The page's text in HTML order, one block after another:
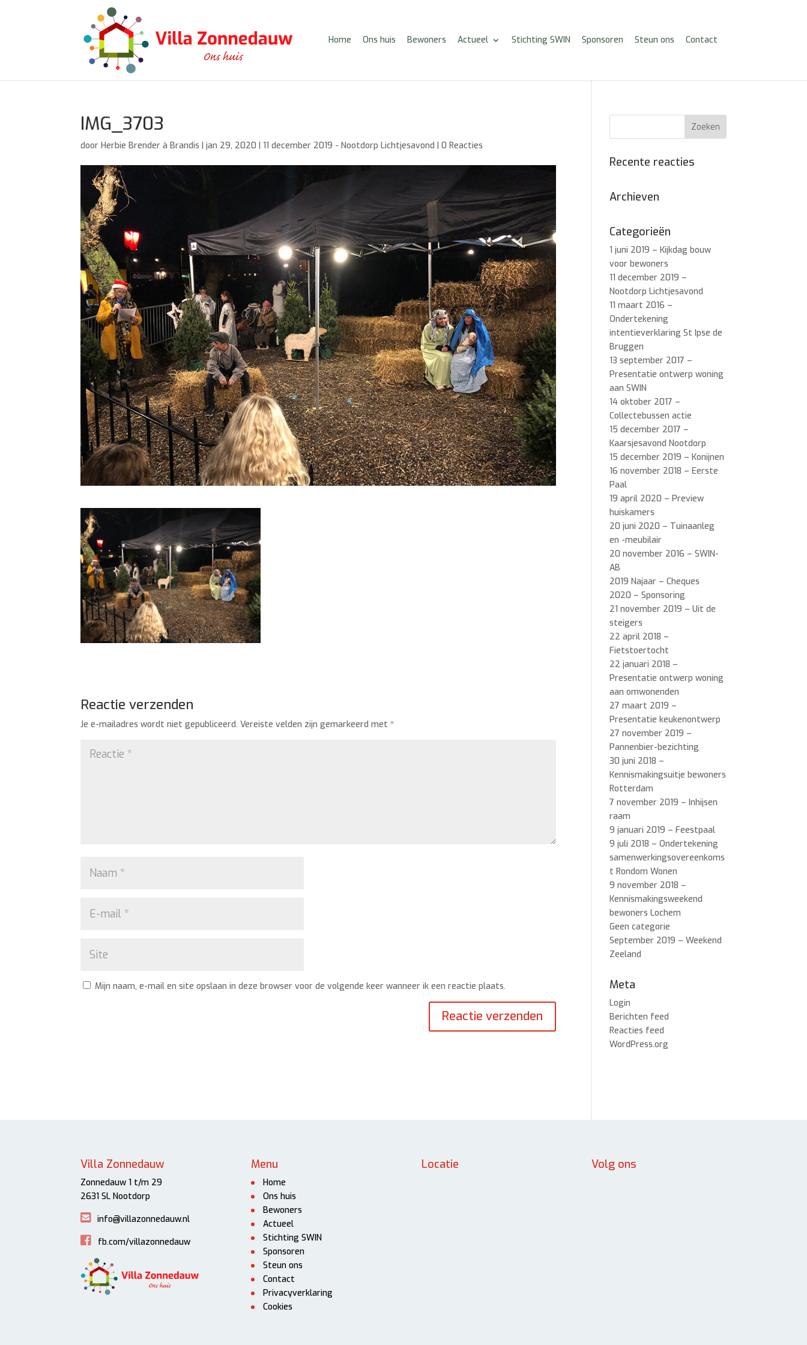
Home Ons huis Bewoners Actueel Stichting SWIN Sponsoren Steun ons Contact
IMG_3703
doorHerbie Brender à Brandis |jan 29, 2020 |11 december 2019 - Nootdorp Lichtjesavond |0 Reacties
Reactie verzenden
Je e-mailadres wordt niet gepubliceerd. Vereiste velden zijn gemarkeerd met*
Mijn naam, e-mail en site opslaan in deze browser voor de volgende keer wanneer ik een reactie plaats.
Recente reacties
Archieven
Categorieën
1 juni 2019 – Kijkdag bouw
voor bewoners
11 december 2019 –
Nootdorp Lichtjesavond
11 maart 2016 –
Ondertekening
intentieverklaring St Ipse de
Bruggen
13 september 2017 –
Presentatie ontwerp woning
aan SWIN
14 oktober 2017 –
Collectebussen actie
15 december 2017 –
Kaarsjesavond Nootdorp
15 december 2019 – Konijnen
16 november 2018 – Eerste
Paal
19 april 2020 – Preview
huiskamers
20 juni 2020 – Tuinaanleg
en -meubilair
20 november 2016 – SWIN-
AB
2019 Najaar – Cheques
2020 – Sponsoring
21 november 2019 – Uit de
steigers
22 april 2018 –
Fietstoertocht
22 januari 2018 –
Presentatie ontwerp woning
aan omwonenden
27 maart 2019 –
Presentatie keukenontwerp
27 november 2019 –
Pannenbier-bezichting
30 juni 2018 –
Kennismakingsuitje bewoners
Rotterdam
7 november 2019 – Inhijsen
raam
9 januari 2019 – Feestpaal
9 juli 2018 – Ondertekening
samenwerkingsovereenkoms
t Rondom Wonen
9 november 2018 –
Kennismakingsweekend
bewoners Lochem
Geen categorie
September 2019 – Weekend
Zeeland
Meta
Login
Berichten feed
Reacties feed
WordPress.org
Villa Zonnedauw
Zonnedauw 1 t/m 29
2631 SL Nootdorp
info@villazonnedauw.nl
fb.com/villazonnedauw
Menu
Home
Ons huis
Bewoners
Actueel
Stichting SWIN
Sponsoren
Steun ons
Contact
Privacyverklaring
Cookies
Locatie Volg ons